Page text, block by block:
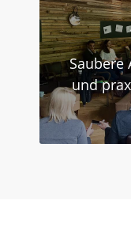
Saubere
und